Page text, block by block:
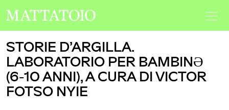
STORIE D’ARGILLA.
LABORATORIO PER BAMBINƏ
(6-10 ANNI), A CURA DI VICTOR
FOTSO NYIE